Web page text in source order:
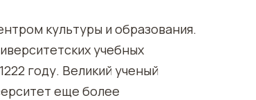
культуры и образования.
учебных
году. Великий ученый
еще более